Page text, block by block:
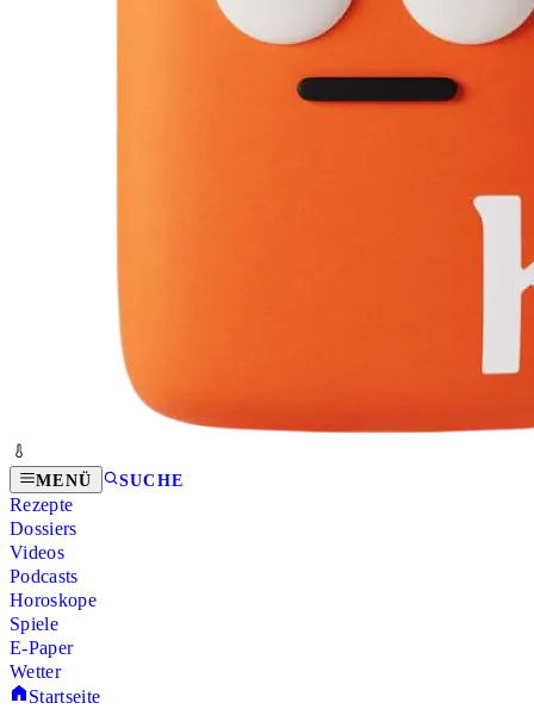
MENÜ SUCHE
Rezepte
Dossiers
Videos
Podcasts
Horoskope
Spiele
E-Paper
Wetter
Startseite